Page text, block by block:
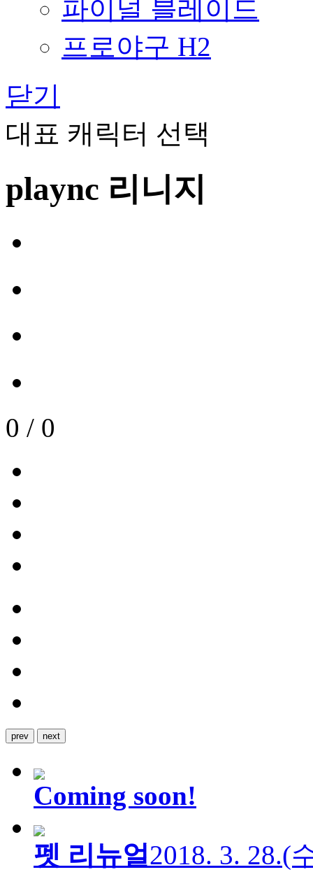
파이널 블레이드
프로야구 H2
닫기
대표 캐릭터 선택
plaync 리니지
0 / 0
prev next
Coming soon!
펫 리뉴얼2018. 3. 28.(